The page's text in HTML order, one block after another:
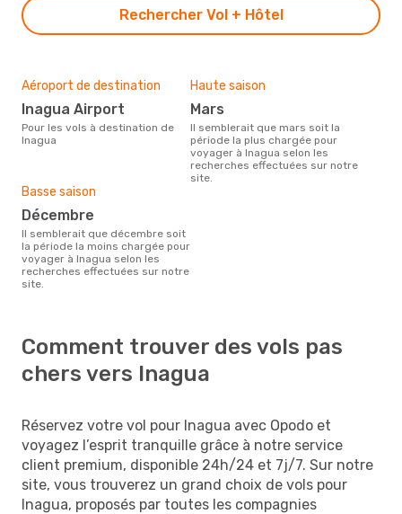
Rechercher Vol + Hôtel
Aéroport de destination
Inagua Airport
Pour les vols à destination de
Inagua
Haute saison
mars
Il semblerait que mars soit la
période la plus chargée pour
voyager à Inagua selon les
recherches effectuées sur notre
site.
Basse saison
décembre
Il semblerait que décembre soit
la période la moins chargée pour
voyager à Inagua selon les
recherches effectuées sur notre
site.
Comment trouver des vols pas
chers vers Inagua
Réservez votre vol pour Inagua avec Opodo et
voyagez l’esprit tranquille grâce à notre service
client premium, disponible 24h/24 et 7j/7. Sur notre
site, vous trouverez un grand choix de vols pour
Inagua, proposés par toutes les compagnies